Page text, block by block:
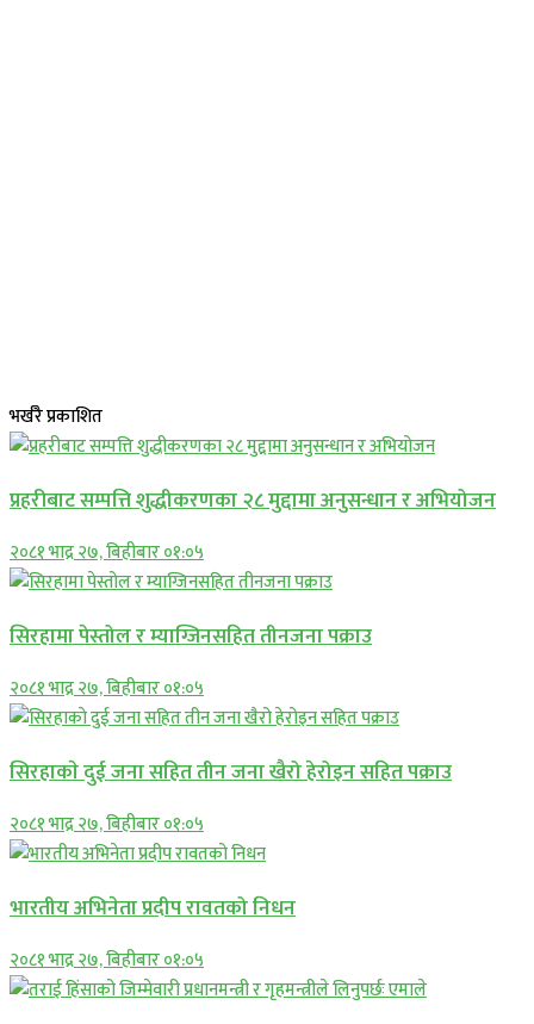
भर्खरै प्रकाशित
प्रहरीबाट सम्पत्ति शुद्धीकरणका २८ मुद्दामा अनुसन्धान र अभियोजन
२०८१ भाद्र २७, बिहीबार ०१:०५
सिरहामा पेस्तोल र म्याग्जिनसहित तीनजना पक्राउ
२०८१ भाद्र २७, बिहीबार ०१:०५
सिरहाकाे दुई जना सहित तीन जना खैरो हेरोइन सहित पक्राउ
२०८१ भाद्र २७, बिहीबार ०१:०५
भारतीय अभिनेता प्रदीप रावतको निधन
२०८१ भाद्र २७, बिहीबार ०१:०५